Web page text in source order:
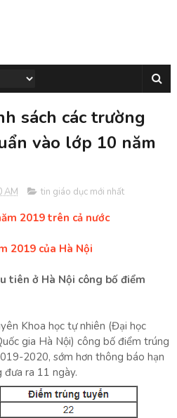
sách các trường
vào lớp 10 năm
AM tin giáo dục mới nhất
2019 trên cả nước
2019 của Hà Nội
tiên ở Hà Nội công bố điểm
Khoa học tự nhiên (Đại học
gia Hà Nội) công bố điểm trúng
2020, sớm hơn thông báo hạn
ra 11 ngày.